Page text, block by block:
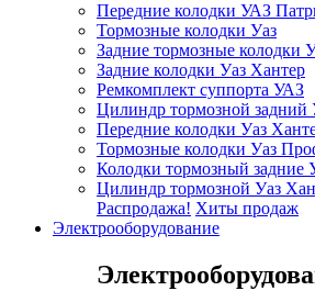
Передние колодки УАЗ
Тормозные колодки Уаз
Задние тормозные колодки
Задние колодки Уаз Хантер
Ремкомплект суппорта УАЗ
Цилиндр тормозной задний
Передние колодки Уаз
Тормозные колодки Уаз
Колодки тормозный задние
Цилиндр тормозной Уаз
Распродажа! Хиты продаж
Электрооборудование